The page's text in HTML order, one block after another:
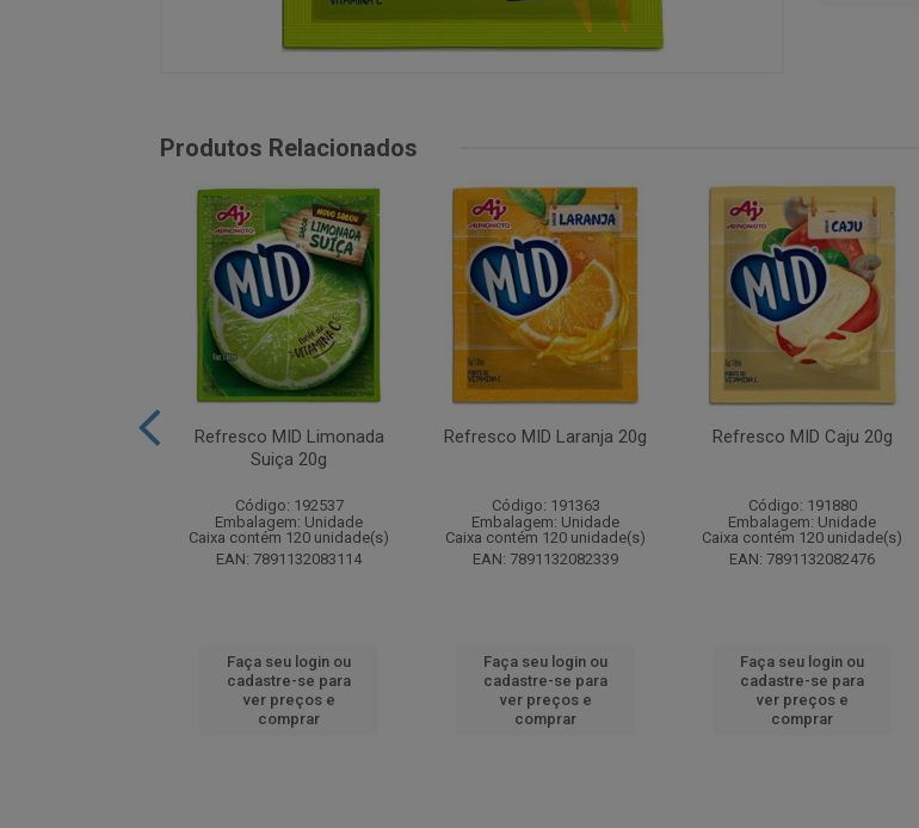
Produtos Relacionados
Diet Tangerina
Refresco MID Limonada
Suiça 20g
Código: 192537
Embalagem: Unidade
Caixa contém 120 unidade(s)
EAN: 7891132083114
Faça seu login ou
cadastre-se para
ver preços e
comprar
Refresco MID Laranja 20g
Código: 191363
Embalagem: Unidade
Caixa contém 120 unidade(s)
EAN: 7891132082339
Faça seu login ou
cadastre-se para
ver preços e
comprar
Refresco MID Caju 20g
Código: 191880
Embalagem: Unidade
Caixa contém 120 unidade(s)
EAN: 7891132082476
Faça seu login ou
cadastre-se para
ver preços e
comprar